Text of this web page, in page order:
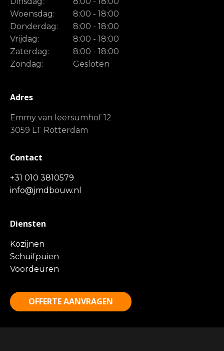
Woensdag:
8:00 - 18:00
Donderdag:
8:00 - 18:00
Vrijdag:
8:00 - 18:00
Zaterdag:
8:00 - 18:00
Zondag:
Gesloten
Adres
Emmy van leersumhof 12
3059 LT Rotterdam
Contact
+31 010 3810579
info@jmdbouw.nl
Diensten
Kozijnen
Schuifpuien
Voordeuren
OFFERTE AANVRAGEN